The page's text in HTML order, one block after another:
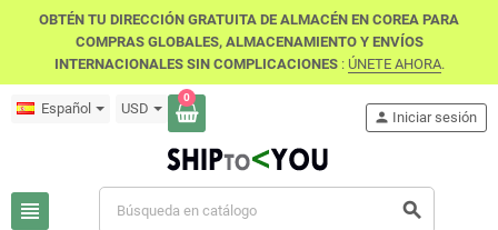
OBTÉN TU DIRECCIÓN GRATUITA DE ALMACÉN EN COREA PARA
COMPRAS GLOBALES, ALMACENAMIENTO Y ENVÍOS
INTERNACIONALES SIN COMPLICACIONES: ÚNETE AHORA.
Español USD
0
view_headline search
person Iniciar sesión